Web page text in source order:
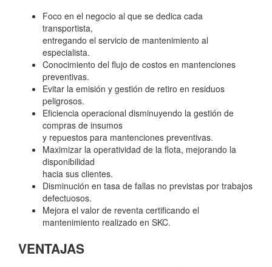
Foco en el negocio al que se dedica cada
transportista,
entregando el servicio de mantenimiento al
especialista.
Conocimiento del flujo de costos en mantenciones
preventivas.
Evitar la emisión y gestión de retiro en residuos
peligrosos.
Eficiencia operacional disminuyendo la gestión de
compras de insumos
y repuestos para mantenciones preventivas.
Maximizar la operatividad de la flota, mejorando la
disponibilidad
hacia sus clientes.
Disminución en tasa de fallas no previstas por trabajos
defectuosos.
Mejora el valor de reventa certificando el
mantenimiento realizado en SKC.
VENTAJAS